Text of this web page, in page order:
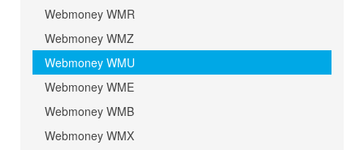
Webmoney WMR
Webmoney WMZ
Webmoney WMU
Webmoney WME
Webmoney WMB
Webmoney WMX